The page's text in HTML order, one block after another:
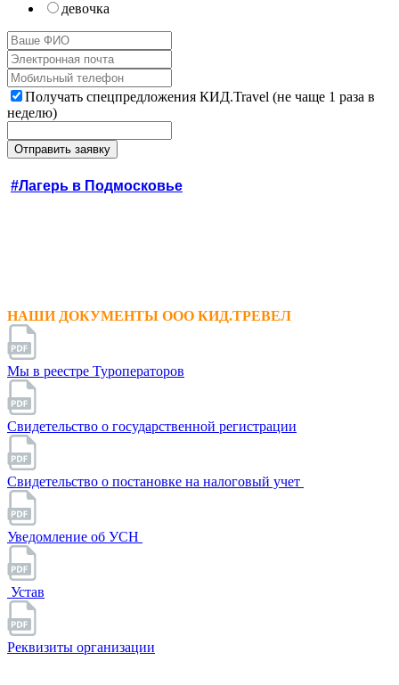
девочка
Получать спецпредложения КИД.Travel (не чаще 1 раза в
неделю)
#Лагерь в Подмосковье
НАШИ ДОКУМЕНТЫ ООО КИД.ТРЕВЕЛ
Мы в реестре Туроператоров
Свидетельство о государственной регистрации
Свидетельство о постановке на налоговый учет
Уведомление об УСН
Устав
Реквизиты организации